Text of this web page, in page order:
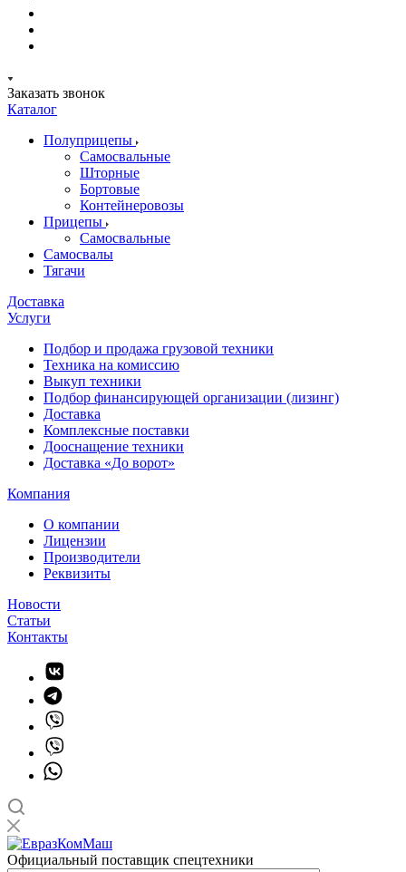
Заказать звонок
Каталог
Полуприцепы
Самосвальные
Шторные
Бортовые
Контейнеровозы
Прицепы
Самосвальные
Самосвалы
Тягачи
Доставка
Услуги
Подбор и продажа грузовой техники
Техника на комиссию
Выкуп техники
Подбор финансирующей организации (лизинг)
Доставка
Комплексные поставки
Дооснащение техники
Доставка «До ворот»
Компания
О компании
Лицензии
Производители
Реквизиты
Новости
Статьи
Контакты
Официальный поставщик спецтехники